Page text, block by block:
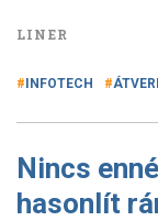
LINER
INFOTECH
Nincs
hasonlít